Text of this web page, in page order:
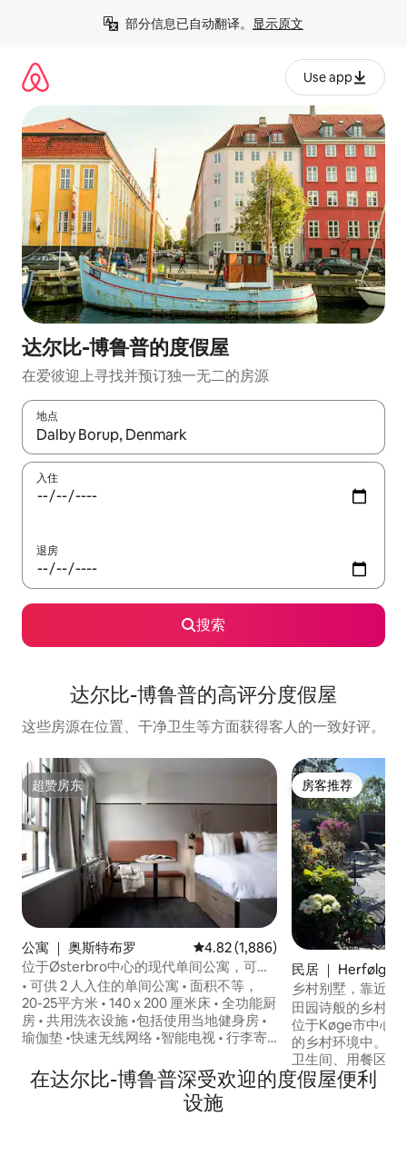
部分信息已自动翻译。 显示原文
Use app
达尔比-博鲁普的度假屋
在爱彼迎上寻找并预订独一无二的房源
地点
如有搜索结果，请使用上下方向键查看，或通过点击或滑动手势
入住
退房
搜索
达尔比-博鲁普的高评分度假屋
这些房源在位置、干净卫生等方面获得客人的一致好评。
超赞房东
超赞房东
公寓 ｜ 奥斯特布罗 平均评分 4.82 分（满分 5 分），共
4.82 (1,886)
位于Østerbro中心的现代单间公寓，可住
2人
• 可供 2 人入住的单间公寓 • 面积不等，
20-25平方米 • 140 x 200 厘米床 • 全功能厨
房 • 共用洗衣设施 •包括使用当地健身房 •
瑜伽垫 •快速无线网络 •智能电视 • 行李寄
作休息室 • 共用屋顶露台 • 非接触式进出和
24小时客服 • 提前入住和延迟退房（应要
求提供，需支付额外费用） • 在您抵达
房客推荐
房客推荐
民居 ｜ Herfølge
乡村别墅，靠近城
田园诗般的乡村住宅
位于Køge市中心
的乡村环境中。 房子有2层，较新的厨房、
卫生间、用餐区和
沙发套装、2张单
个通往露台的出口
在达尔比-博鲁普深受欢迎的度假屋便利
设施